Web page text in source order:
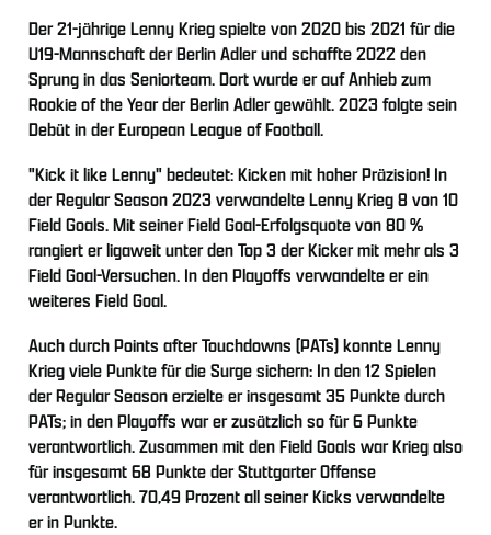
Der 21-jährige Lenny Krieg spielte von 2020 bis 2021 für die
U19-Mannschaft der Berlin Adler und schaffte 2022 den
Sprung in das Seniorteam. Dort wurde er auf Anhieb zum
Rookie of the Year der Berlin Adler gewählt. 2023 folgte sein
Debüt in der European League of Football.
"Kick it like Lenny" bedeutet: Kicken mit hoher Präzision! In
der Regular Season 2023 verwandelte Lenny Krieg 8 von 10
Field Goals. Mit seiner Field Goal-Erfolgsquote von 80 %
rangiert er ligaweit unter den Top 3 der Kicker mit mehr als 3
Field Goal-Versuchen. In den Playoffs verwandelte er ein
weiteres Field Goal.
Auch durch Points after Touchdowns (PATs) konnte Lenny
Krieg viele Punkte für die Surge sichern: In den 12 Spielen
der Regular Season erzielte er insgesamt 35 Punkte durch
PATs; in den Playoffs war er zusätzlich so für 6 Punkte
verantwortlich. Zusammen mit den Field Goals war Krieg also
für insgesamt 68 Punkte der Stuttgarter Offense
verantwortlich. 70,49 Prozent all seiner Kicks verwandelte
er in Punkte.